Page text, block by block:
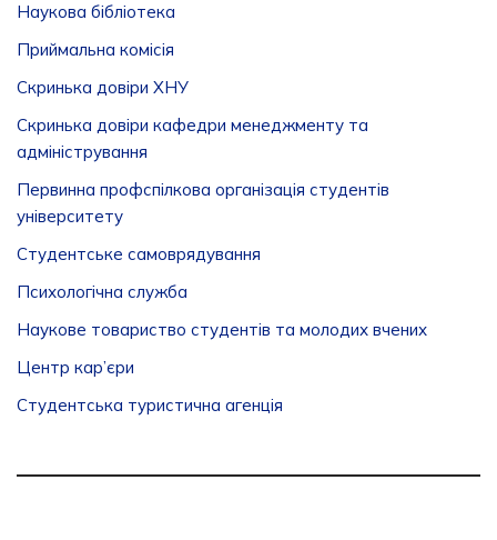
Наукова бібліотека
Приймальна комісія
Скринька довіри ХНУ
Скринька довіри кафедри менеджменту та
адміністрування
Первинна профспілкова організація студентів
університету
Студентське самоврядування
Психологічна служба
Наукове товариство студентів та молодих вчених
Центр кар’єри
Студентська туристична агенція